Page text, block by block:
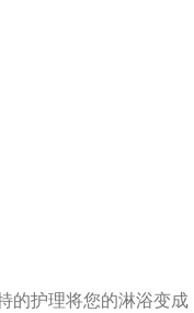
的护理将您的淋浴变成